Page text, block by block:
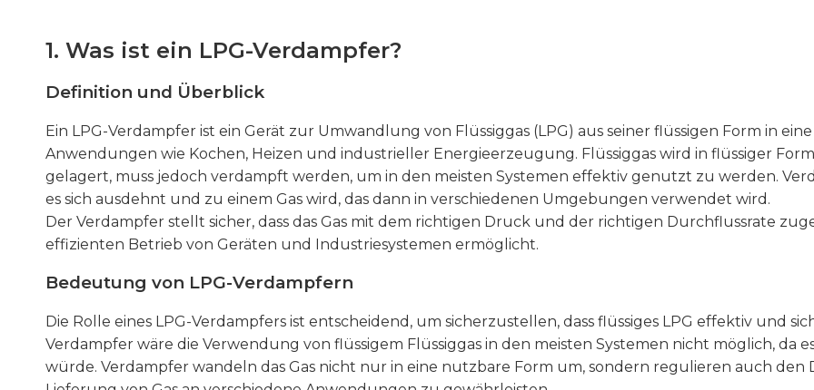
1. Was ist ein LPG-Verdampfer?
Definition und Überblick
Ein LPG-Verdampfer ist ein Gerät zur Umwandlung von Flüssiggas (LPG) aus seiner flüssigen Form in
Anwendungen wie Kochen, Heizen und industrieller Energieerzeugung. Flüssiggas wird in flüssiger
gelagert, muss jedoch verdampft werden, um in den meisten Systemen effektiv genutzt zu werden.
es sich ausdehnt und zu einem Gas wird, das dann in verschiedenen Umgebungen verwendet wird.
Der Verdampfer stellt sicher, dass das Gas mit dem richtigen Druck und der richtigen Durchflussrate
effizienten Betrieb von Geräten und Industriesystemen ermöglicht.
Bedeutung von LPG-Verdampfern
Die Rolle eines LPG-Verdampfers ist entscheidend, um sicherzustellen, dass flüssiges LPG effektiv und
Verdampfer wäre die Verwendung von flüssigem Flüssiggas in den meisten Systemen nicht möglich, da
würde. Verdampfer wandeln das Gas nicht nur in eine nutzbare Form um, sondern regulieren auch